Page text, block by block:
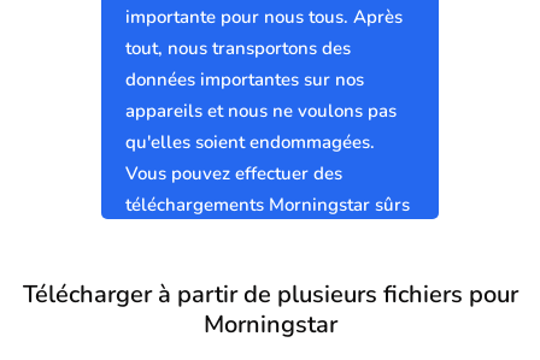
importante pour nous tous. Après
tout, nous transportons des
données importantes sur nos
appareils et nous ne voulons pas
qu'elles soient endommagées.
Vous pouvez effectuer des
téléchargements Morningstar sûrs
Télécharger à partir de plusieurs fichiers pour
Morningstar